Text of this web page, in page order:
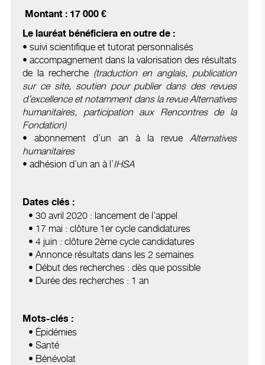
Montant : 17 000 €
Le lauréat bénéficiera en outre de :
• suivi scientifique et tutorat personnalisés
• accompagnement dans la valorisation des résultats
de la recherche (traduction en anglais, publication
sur ce site, soutien pour publier dans des revues
d’excellence et notamment dans la revue Alternatives
humanitaires, participation aux Rencontres de la
Fondation)
• abonnement d’un an à la revue Alternatives
humanitaires
• adhésion d’un an à l’IHSA
Dates clés :
• 30 avril 2020 : lancement de l’appel
• 17 mai : clôture 1er cycle candidatures
• 4 juin : clôture 2ème cycle candidatures
• Annonce résultats dans les 2 semaines
• Début des recherches : dès que possible
• Durée des recherches : 1 an
Mots-clés :
• Épidémies
• Santé
• Bénévolat